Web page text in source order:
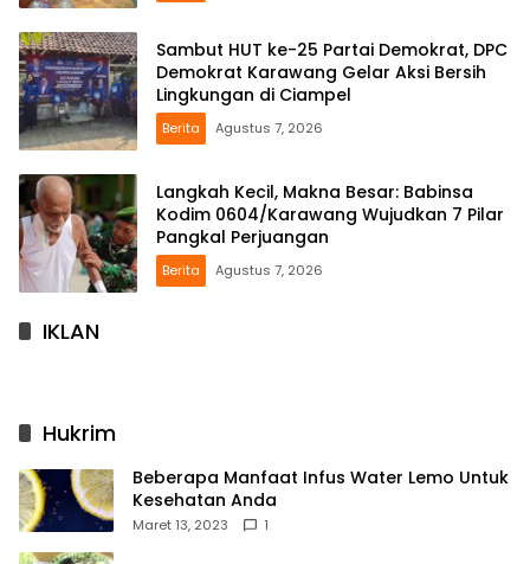
Sambut HUT ke-25 Partai Demokrat, DPC
Demokrat Karawang Gelar Aksi Bersih
Lingkungan di Ciampel
Berita Agustus 7, 2026
Langkah Kecil, Makna Besar: Babinsa
Kodim 0604/Karawang Wujudkan 7 Pilar
Pangkal Perjuangan
Berita Agustus 7, 2026
IKLAN
Hukrim
Beberapa Manfaat Infus Water Lemo Untuk
Kesehatan Anda
Maret 13, 2023 1